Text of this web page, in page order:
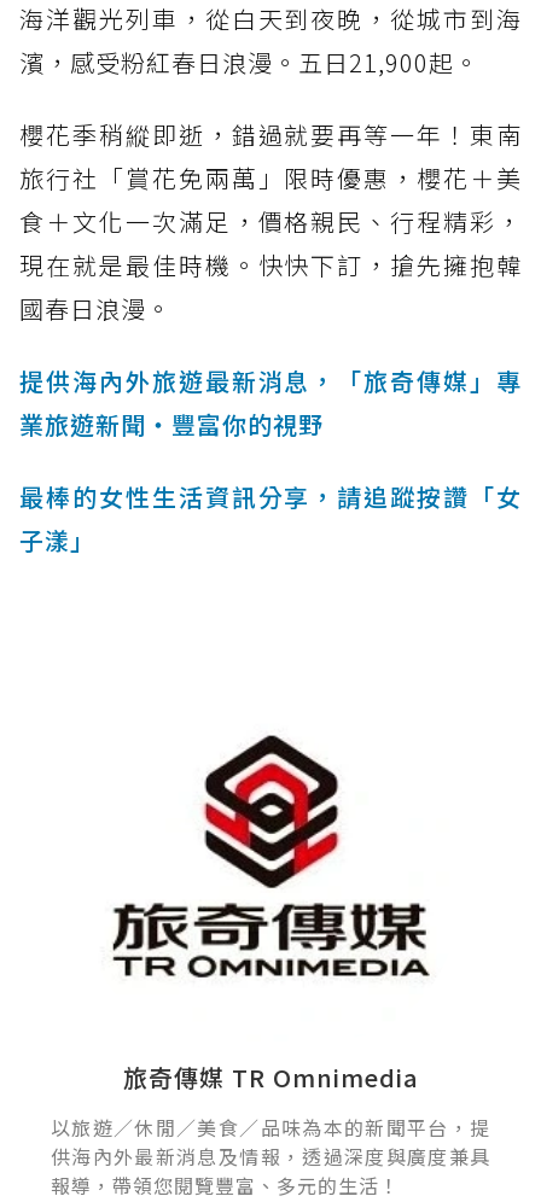
海洋觀光列車，從白天到夜晚，從城市到海
濱，感受粉紅春日浪漫。五日21,900起。
櫻花季稍縱即逝，錯過就要再等一年！東南
旅行社「賞花免兩萬」限時優惠，櫻花＋美
食＋文化一次滿足，價格親民、行程精彩，
現在就是最佳時機。快快下訂，搶先擁抱韓
國春日浪漫。
提供海內外旅遊最新消息，「旅奇傳媒」專
業旅遊新聞‧豐富你的視野
最棒的女性生活資訊分享，請追蹤按讚「女
子漾」
旅奇傳媒 TR Omnimedia
以旅遊／休閒／美食／品味為本的新聞平台，提
供海內外最新消息及情報，透過深度與廣度兼具
報導，帶領您閱覽豐富、多元的生活！